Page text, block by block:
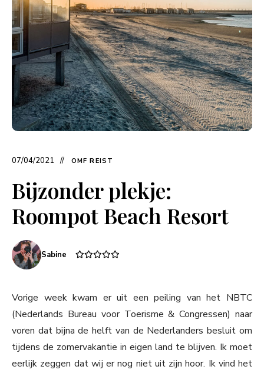
07/04/2021 OMF REIST
Bijzonder plekje:
Roompot Beach Resort
Sabine
Vorige week kwam er uit een peiling van het NBTC
(Nederlands Bureau voor Toerisme & Congressen) naar
voren dat bijna de helft van de Nederlanders besluit om
tijdens de zomervakantie in eigen land te blijven. Ik moet
eerlijk zeggen dat wij er nog niet uit zijn hoor. Ik vind het